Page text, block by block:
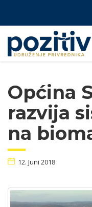
Općina
razvija
na
12. Juni 2018